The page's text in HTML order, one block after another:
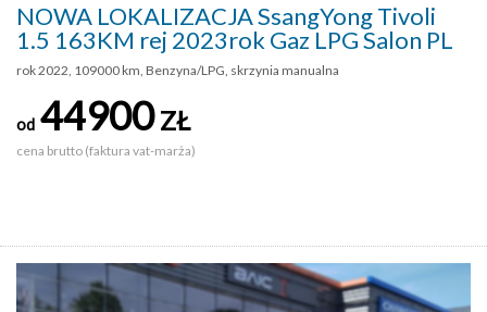
NOWA LOKALIZACJA SsangYong Tivoli
1.5 163KM rej 2023rok Gaz LPG Salon PL
rok 2022, 109000 km, Benzyna/LPG, skrzynia manualna
od 44900ZŁ
cena brutto (faktura vat-marża)